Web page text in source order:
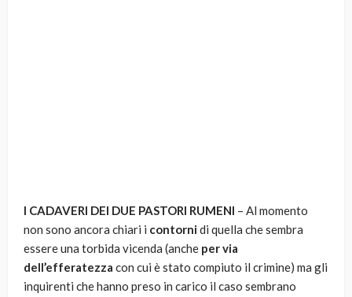
I CADAVERI DEI DUE PASTORI RUMENI – Al momento
non sono ancora chiari i contornidi quella che sembra
essere una torbida vicenda (anche per via
dell’efferatezza con cui è stato compiuto il crimine) ma gli
inquirenti che hanno preso in carico il caso sembrano